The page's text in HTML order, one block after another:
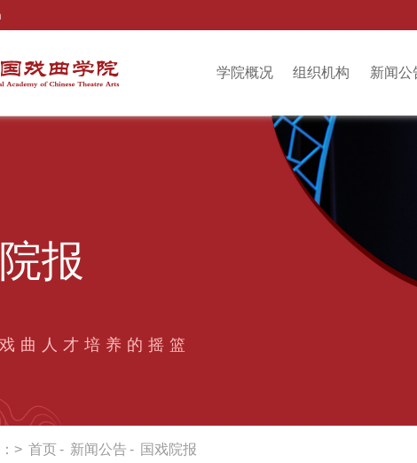
学院概况 组织机构 新闻公
报
曲人才培养的摇篮
> 首页- 新闻公告 - 国戏院报